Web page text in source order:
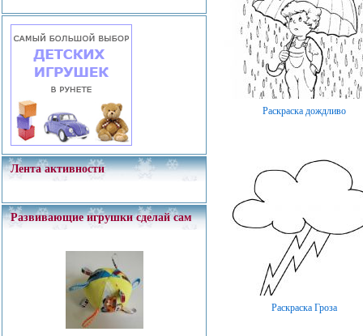
Лента активности
Развивающие игрушки сделай сам
Раскраска дождливо
Раскраска Гроза